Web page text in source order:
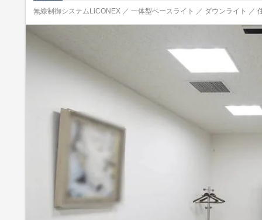
無線制御システムLiCONEX ／ 一体型ベースライト ／ ダウンライト ／